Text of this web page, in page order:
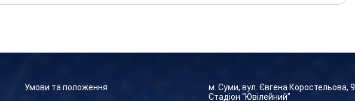
Умови та положення
м. Суми, вул. Євгена Коростельова, 9.
Стадіон “Ювілейний”